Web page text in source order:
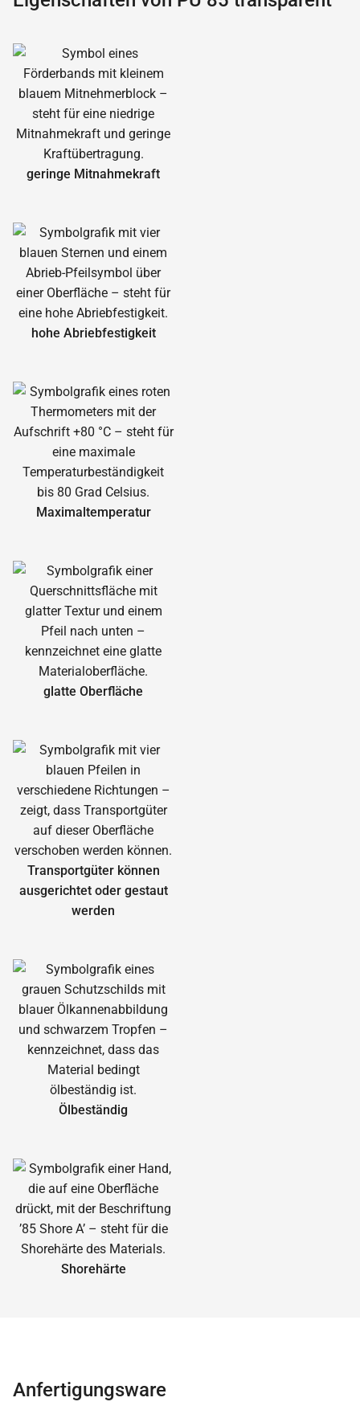
geringe Mitnahmekraft
hohe Abrieb­festigkeit
Maximal­temperatur
glatte Oberfläche
Transportgüter können
ausgerichtet oder gestaut
werden
Ölbeständig
Shorehärte
Anfertigungsware